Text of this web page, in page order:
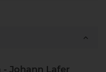
- Johann Lafer